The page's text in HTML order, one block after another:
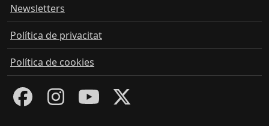
Newsletters
Política de privacitat
Política de cookies